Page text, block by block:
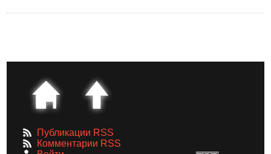
Публикации RSS
Комментарии RSS